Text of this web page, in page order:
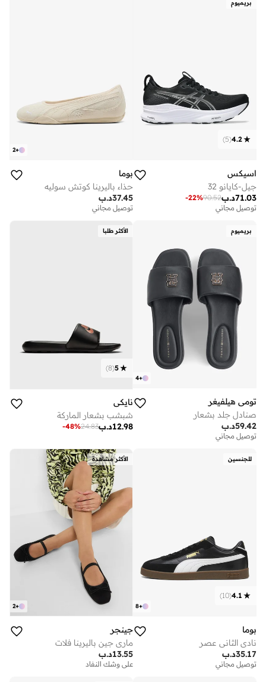
بريميوم
4.2
(
5
)
اسيكس
جيل-كايانو 32
د.ب71.03
90.52
-22%
توصيل مجاني
+
2
بوما
حذاء باليرينا كوتش سوليه
د.ب37.45
توصيل مجاني
بريميوم
+
4
تومي هيلفيغر
صنادل جلد بشعار
د.ب59.42
توصيل مجاني
الأكثر طلبا
5
(
8
)
نايكي
شبشب بشعار الماركة
د.ب12.98
24.83
-48%
للجنسين
+
8
4.1
(
10
)
بوما
نادي الثاني عصر
د.ب35.17
توصيل مجاني
الأكثر مشاهدة
+
2
جينجر
ماري جين باليرينا فلات
د.ب13.55
على وشك النفاد